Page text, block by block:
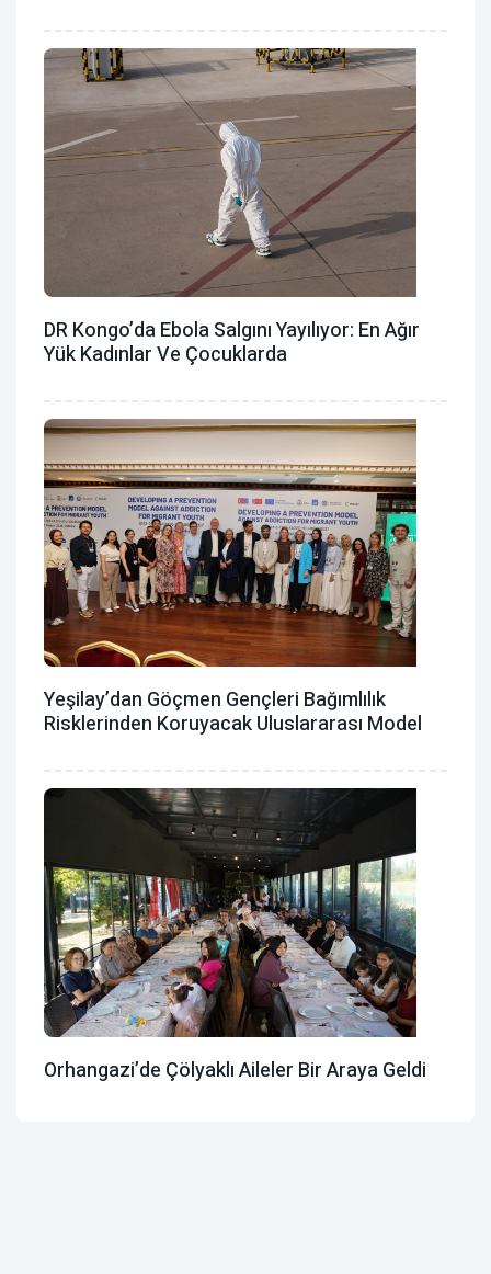
DR Kongo’da Ebola Salgını Yayılıyor: En Ağır
Yük Kadınlar Ve Çocuklarda
Yeşilay’dan Göçmen Gençleri Bağımlılık
Risklerinden Koruyacak Uluslararası Model
Orhangazi’de Çölyaklı Aileler Bir Araya Geldi